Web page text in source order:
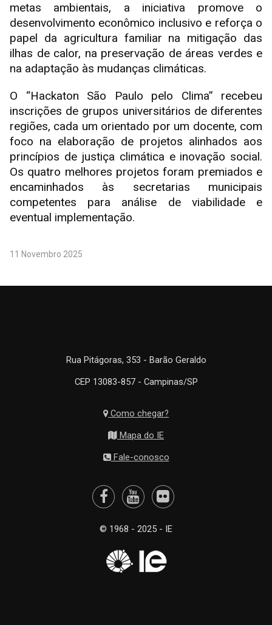
metas ambientais, a iniciativa promove o
desenvolvimento econômico inclusivo e reforça o
papel da agricultura familiar na mitigação das
ilhas de calor, na preservação de áreas verdes e
na adaptação às mudanças climáticas.
O “Hackaton São Paulo pelo Clima” recebeu
inscrições de grupos universitários de diferentes
regiões, cada um orientado por um docente, com
foco na elaboração de projetos alinhados aos
princípios de justiça climática e inovação social.
Os quatro melhores projetos foram premiados e
encaminhados às secretarias municipais
competentes para análise de viabilidade e
eventual implementação.
11 Novembro 2025
Rua Pitágoras, 353 - Barão Geraldo
CEP 13083-857 - Campinas/SP
Como chegar?
Mapa do IE
Fale-conosco
© 1968 - 2025 - IE